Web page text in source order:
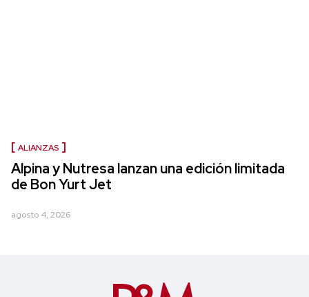
ALIANZAS
Alpina y Nutresa lanzan una edición limitada
de Bon Yurt Jet
agosto 4, 2026